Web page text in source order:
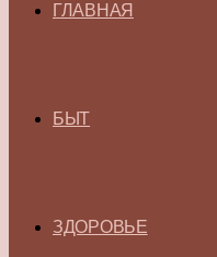
ГЛАВНАЯ
БЫТ
ЗДОРОВЬЕ